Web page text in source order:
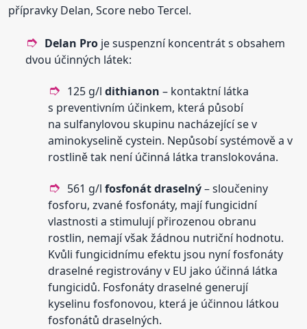
přípravky Delan, Score nebo Tercel.
Delan Pro je suspenzní koncentrát s obsahem
dvou účinných látek:
125 g/ldithianon – kontaktní látka
s preventivním účinkem, která působí
na sulfanylovou skupinu nacházející se v
aminokyselině cystein. Nepůsobí systémově a v
rostlině tak není účinná látka translokována.
561 g/lfosfonát draselný– sloučeniny
fosforu, zvané fosfonáty, mají fungicidní
vlastnosti a stimulují přirozenou obranu
rostlin, nemají však žádnou nutriční hodnotu.
Kvůli fungicidnímu efektu jsou nyní fosfonáty
draselné registrovány v EU jako účinná látka
fungicidů. Fosfonáty draselné generují
kyselinu fosfonovou, která je účinnou látkou
fosfonátů draselných.